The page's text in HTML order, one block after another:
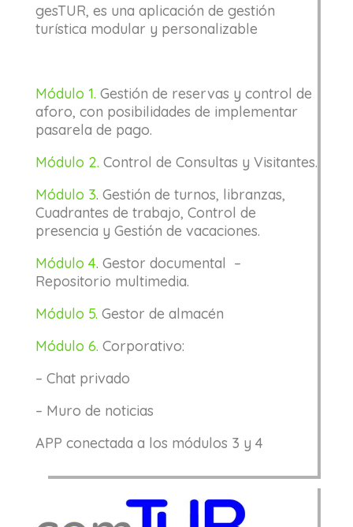
gesTUR, es una aplicación de gestión
turística modular y personalizable
Módulo 1. Gestión de reservas y control de
aforo, con posibilidades de implementar
pasarela de pago.
Módulo 2. Control de Consultas y Visitantes.
Módulo 3. Gestión de turnos, libranzas,
Cuadrantes de trabajo, Control de
presencia y Gestión de vacaciones.
Módulo 4. Gestor documental –
Repositorio multimedia.
Módulo 5. Gestor de almacén
Módulo 6. Corporativo:
– Chat privado
– Muro de noticias
APP conectada a los módulos 3 y 4